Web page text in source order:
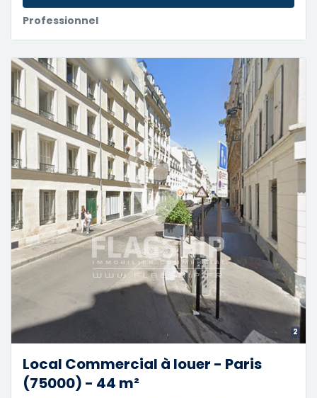
Professionnel
2
Local Commercial à louer - Paris
(75000) - 44 m²